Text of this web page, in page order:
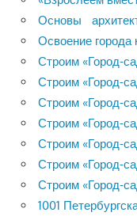
Основы
Освоение города
Строим «Город-
Строим «Город-
Строим «Город-
Строим «Город-
Строим «Город-
Строим «Город-
Строим «Город-
1001